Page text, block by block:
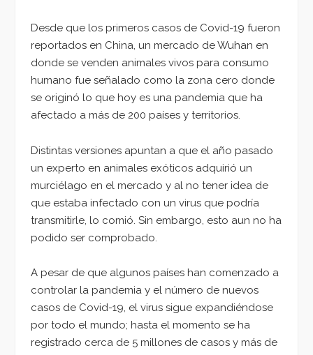
Desde que los primeros casos de Covid-19 fueron
reportados en China, un mercado de Wuhan en
donde se venden animales vivos para consumo
humano fue señalado como la zona cero donde
se originó lo que hoy es una pandemia que ha
afectado a más de 200 países y territorios.
Distintas versiones apuntan a que el año pasado
un experto en animales exóticos adquirió un
murciélago en el mercado y al no tener idea de
que estaba infectado con un virus que podría
transmitirle, lo comió. Sin embargo, esto aun no ha
podido ser comprobado.
A pesar de que algunos países han comenzado a
controlar la pandemia y el número de nuevos
casos de Covid-19, el virus sigue expandiéndose
por todo el mundo; hasta el momento se ha
registrado cerca de 5 millones de casos y más de